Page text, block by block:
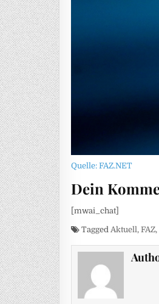
Quelle: FAZ.NET
Dein
[mwai_chat]
Tagged Aktuell, FAZ,